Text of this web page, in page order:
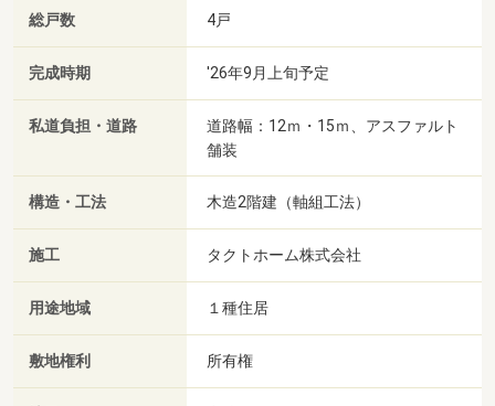
総戸数 4戸
完成時期 '26年9月上旬予定
私道負担・道路
道路幅：12ｍ・15ｍ、アスファルト
舗装
構造・工法 木造2階建（軸組工法）
施工 タクトホーム株式会社
用途地域 １種住居
敷地権利 所有権